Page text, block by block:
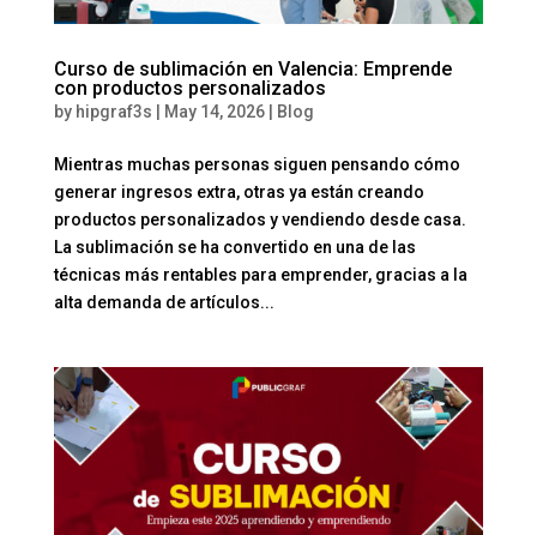
Curso de sublimación en Valencia: Emprende
con productos personalizados
by hipgraf3s May 14, 2026| Blog
Mientras muchas personas siguen pensando cómo
generar ingresos extra, otras ya están creando
productos personalizados y vendiendo desde casa.
La sublimación se ha convertido en una de las
técnicas más rentables para emprender, gracias a la
alta demanda de artículos...